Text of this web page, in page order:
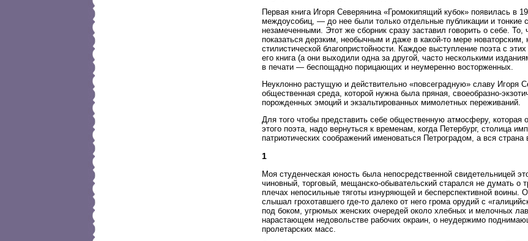
Первая книга Игоря Северянина «Громокипящий кубок» появилась в
междоусобиц, — до нее были только отдельные публикации и тонкие
незамеченными. Этот же сборник сразу заставил говорить о себе. То,
показаться дерзким, необычным и даже в какой-то мере
стилистической благопристойности. Каждое выступление поэта с
его книга (а они выходили одна за другой, часто несколькими
в печати — беспощадно порицающих и неумеренно восторженных.
Неуклонно растущую и действительно «повсеградную» славу Игоря
общественная среда, которой нужна была пряная, своеобразно-
порожденных эмоций и экзальтированных мимолетных переживаний.
Для того чтобы представить себе общественную атмосферу, которая
этого поэта, надо вернуться к временам, когда Петербург, столица
патриотических соображений именоваться Петроградом, а вся
1
Моя студенческая юность была непосредственной свидетельницей
чиновный, торговый, мещанско-обывательский старался не думать о
плечах непосильные тяготы изнуряющей и бесперспективной воины.
слышал грохотавшего где-то далеко от него грома орудий с
под боком, угрюмых женских очередей около хлебных и мелочных
нарастающем недовольстве рабочих окраин, о неудержимо
пролетарских масс.